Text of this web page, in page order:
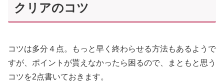
クリアのコツ
コツは多分４点。もっと早く終わらせる方法もあるようで
すが、ポイントが貰えなかったら困るので、まともと思う
コツを2点書いておきます。